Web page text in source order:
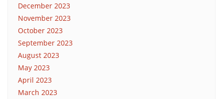
December 2023
November 2023
October 2023
September 2023
August 2023
May 2023
April 2023
March 2023